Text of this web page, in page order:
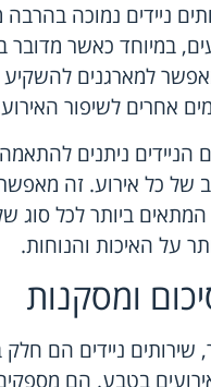
ניידים נמוכה בהרבה
במיוחד כאשר מדובר
למארגנים
אחרים לשיפור
הניידים ניתנים
של כל אירוע. זה
ביותר לכל סוג
על האיכות והנוחות.
ומסקנות
שירותים ניידים הם
בטבע. הם מספקים